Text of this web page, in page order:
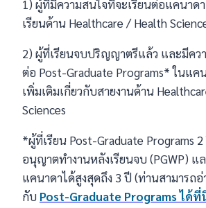
1) ผู้ที่มีความสนใจที่จะเรียนต่อแคนาด
เรียนด้าน Healthcare / Health
2) ผู้ที่เรียนจบปริญญาตรีแล้ว และมีคว
ต่อ Post-Graduate Programs* ในแค
เพิ่มเติมเกี่ยวกับสายงานด้าน
Sciences
*ผู้ที่เรียน Post-Graduate Programs
อนุญาตทำงานหลังเรียนจบ (PGWP) แ
แคนาดาได้สูงสุดถึง 3 ปี (ท่านสามารถอ่
กับ Post-Graduate Programs ได้ที่